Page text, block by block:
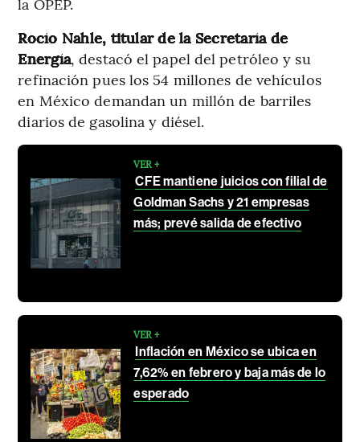
Rocío Nahle, titular de la Secretaría de
Energía, destacó el papel del petróleo y su
refinación pues los 54 millones de vehículos
en México demandan un millón de barriles
diarios de gasolina y diésel.
VER +
CFE mantiene juicios con filial de
Goldman Sachs y 21 empresas
más; prevé salida de efectivo
VER +
Inflación en México se ubica en
7,62% en febrero y baja más de lo
esperado